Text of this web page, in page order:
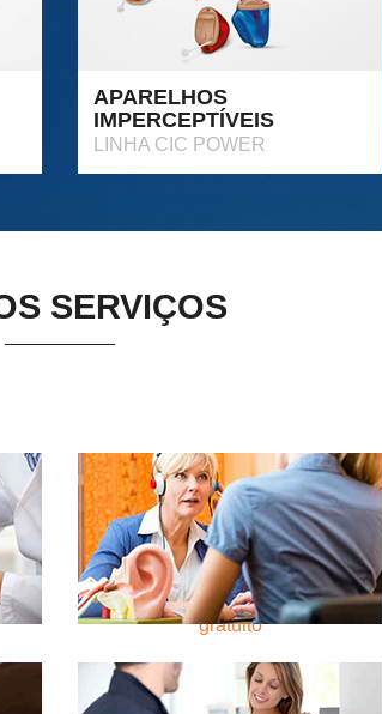
APARELHOS
IMPERCEPTÍVEIS
LINHA CIC POWER
SERVIÇOS
Exame de
Audiometria
gratuito